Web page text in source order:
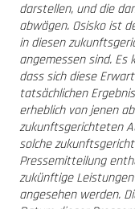
darstellen, und die
abwägen. Osisko ist
in diesen
angemessen sind.
dass sich diese
tatsächlichen
erheblich von jenen
zukunftsgerichteten
solche
Pressemitteilung
zukünftige
angesehen werden.